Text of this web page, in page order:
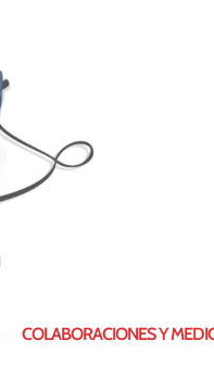
COLABORACIONES Y